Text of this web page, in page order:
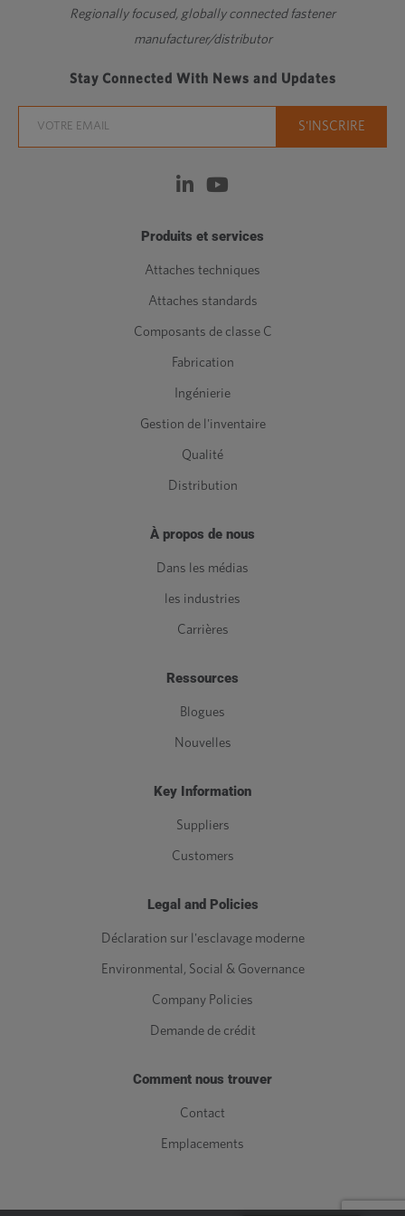
Regionally focused, globally connected fastener
manufacturer/distributor
Stay Connected With News and Updates
Produits et services
Attaches techniques
Attaches standards
Composants de classe C
Fabrication
Ingénierie
Gestion de l'inventaire
Qualité
Distribution
À propos de nous
Dans les médias
les industries
Carrières
Ressources
Blogues
Nouvelles
Key Information
Suppliers
Customers
Legal and Policies
Déclaration sur l'esclavage moderne
Environmental, Social & Governance
Company Policies
Demande de crédit
Comment nous trouver
Contact
Emplacements